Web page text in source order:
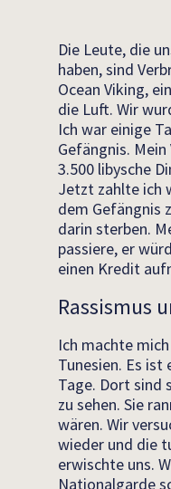
Die Leute, die
haben, sind
Ocean Viking,
die Luft. Wir
Ich war einige
Gefängnis.
3.500 libysche
Jetzt zahlte ich
dem Gefängnis
darin sterben.
passiere, er
einen Kredit
Rassismus
Ich machte
Tunesien. Es
Tage. Dort sind
zu sehen. Sie
wären. Wir
wieder und die
erwischte uns.
Nationalgarde